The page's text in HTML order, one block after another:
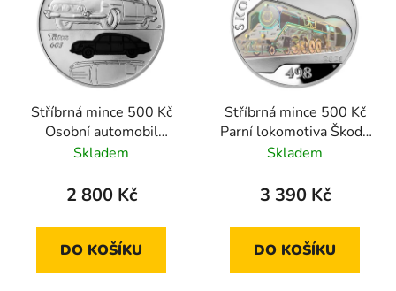
Stříbrná mince 500 Kč
Osobní automobil
Tatra 603 2023
Skladem
2 800 Kč
DO KOŠÍKU
Stříbrná mince 500 Kč
Parní lokomotiva Škoda
498 Albatros 2021
Skladem
3 390 Kč
DO KOŠÍKU